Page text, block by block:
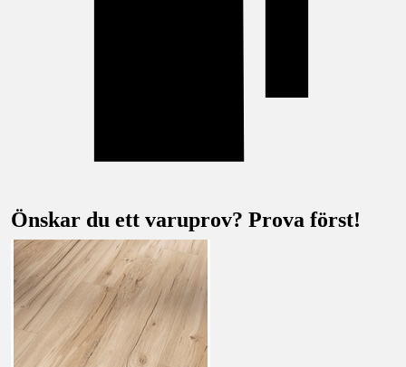
Önskar du ett varuprov? Prova först!